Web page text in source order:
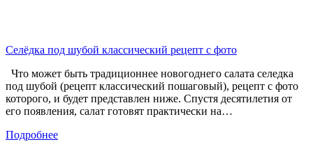
Селёдка под шубой классический рецепт с фото
Что может быть традиционнее новогоднего салата селедка
под шубой (рецепт классический пошаговый), рецепт с фото
которого, и будет представлен ниже. Спустя десятилетия от
его появления, салат готовят практически на…
Подробнее